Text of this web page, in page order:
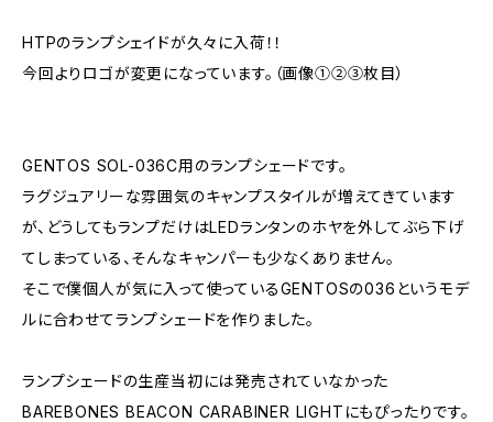
HTPのランプシェイドが久々に入荷！！
今回よりロゴが変更になっています。（画像①②③枚目）
GENTOS SOL-036C用のランプシェードです。
ラグジュアリーな雰囲気のキャンプスタイルが増えてきています
が、どうしてもランプだけはLEDランタンのホヤを外してぶら下げ
てしまっている、そんなキャンパーも少なくありません。
そこで僕個人が気に入って使っているGENTOSの036というモデ
ルに合わせてランプシェードを作りました。
ランプシェードの生産当初には発売されていなかった
BAREBONES BEACON CARABINER LIGHTにもぴったりです。